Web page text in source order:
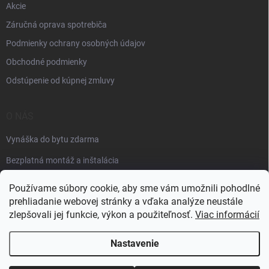
Používame súbory cookie, aby sme vám umožnili pohodlné
prehliadanie webovej stránky a vďaka analýze neustále
zlepšovali jej funkcie, výkon a použiteľnosť. Viac informácií
Nastavenie
Akcie
Záručná oprava spotrebiča
Podmienky ochrany osobných údajov
Obchodné podmienky
Odstúpenie od kúpnej zmluvy
Vynáška do bytu zdarma
Bezplatná montáž a inštalácia